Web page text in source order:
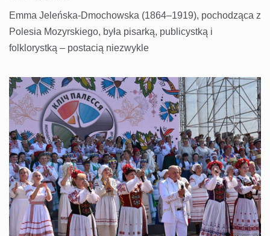
Emma Jeleńska-Dmochowska (1864–1919), pochodząca z
Polesia Mozyrskiego, była pisarką, publicystką i
folklorystką – postacią niezwykle